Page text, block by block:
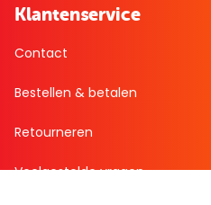
Klantenservice
Contact
Bestellen & betalen
Retourneren
Veelgestelde vragen